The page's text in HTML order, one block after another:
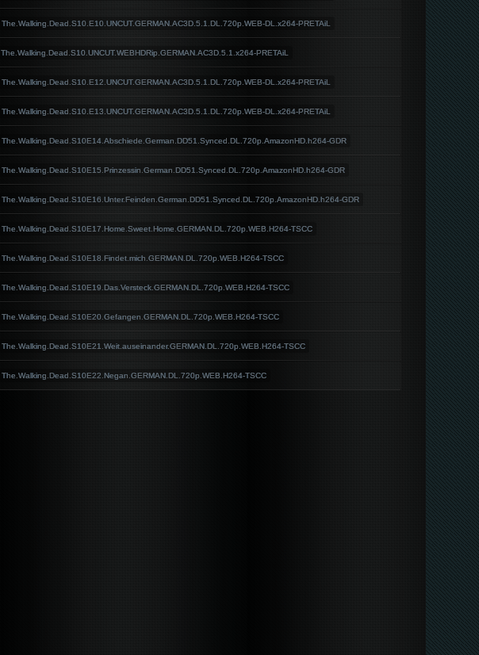
The.Walking.Dead.S10.E10.UNCUT.GERMAN.AC3D.5.1.DL.720p.WEB-DL.x264-PRETAiL
The.Walking.Dead.S10.UNCUT.WEBHDRip.GERMAN.AC3D.5.1.x264-PRETAiL
The.Walking.Dead.S10.E12.UNCUT.GERMAN.AC3D.5.1.DL.720p.WEB-DL.x264-PRETAiL
The.Walking.Dead.S10.E13.UNCUT.GERMAN.AC3D.5.1.DL.720p.WEB-DL.x264-PRETAiL
The.Walking.Dead.S10E14.Abschiede.German.DD51.Synced.DL.720p.AmazonHD.h264-GDR
The.Walking.Dead.S10E15.Prinzessin.German.DD51.Synced.DL.720p.AmazonHD.h264-GDR
The.Walking.Dead.S10E16.Unter.Feinden.German.DD51.Synced.DL.720p.AmazonHD.h264-GDR
The.Walking.Dead.S10E17.Home.Sweet.Home.GERMAN.DL.720p.WEB.H264-TSCC
The.Walking.Dead.S10E18.Findet.mich.GERMAN.DL.720p.WEB.H264-TSCC
The.Walking.Dead.S10E19.Das.Versteck.GERMAN.DL.720p.WEB.H264-TSCC
The.Walking.Dead.S10E20.Gefangen.GERMAN.DL.720p.WEB.H264-TSCC
The.Walking.Dead.S10E21.Weit.auseinander.GERMAN.DL.720p.WEB.H264-TSCC
The.Walking.Dead.S10E22.Negan.GERMAN.DL.720p.WEB.H264-TSCC